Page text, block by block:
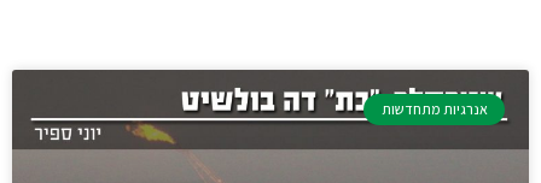
אנרגיות מתחדשות